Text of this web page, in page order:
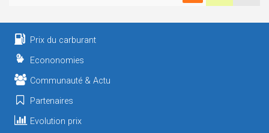
Prix du carburant
Econonomies
Communauté & Actu
Partenaires
Evolution prix